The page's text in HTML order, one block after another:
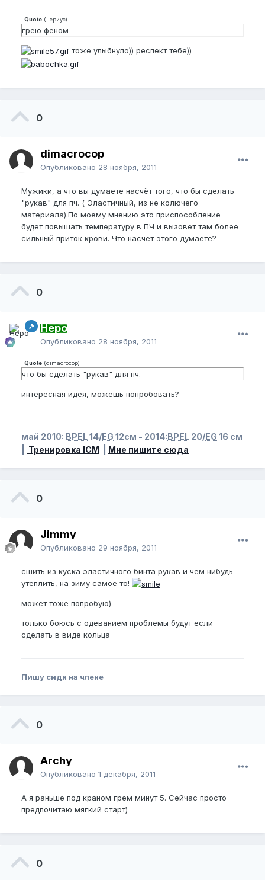
Quote (нериус)
грею феном
тоже улыбнуло)) респект тебе))
0
dimacrocop
Опубликовано 28 ноября, 2011
Мужики, а что вы думаете насчёт того, что бы сделать
"рукав" для пч. ( Эластичный, из не колючего
материала).По моему мнению это приспособление
будет повышать температуру в ПЧ и вызовет там более
сильный приток крови. Что насчёт этого думаете?
0
Неро
Опубликовано 28 ноября, 2011
Quote (dimacrocop)
что бы сделать "рукав" для пч.
интересная идея, можешь попробовать?
май 2010: BPEL14/EG 12см - 2014:BPEL 20/EG 16 см
Тренировка ICM Мне пишите сюда
0
Jimmy
Опубликовано 29 ноября, 2011
сшить из куска эластичного бинта рукав и чем нибудь
утеплить, на зиму самое то!
может тоже попробую)
только боюсь с одеванием проблемы будут если
сделать в виде кольца
Пишу сидя на члене
0
Archy
Опубликовано 1 декабря, 2011
А я раньше под краном грем минут 5. Сейчас просто
предпочитаю мягкий старт)
0